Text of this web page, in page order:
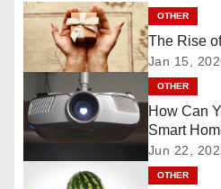
g
a
t
i
o
OTHER
The Rise
Jan 15,
OTHER
How Can
Smart
Jun 22,
OTHER